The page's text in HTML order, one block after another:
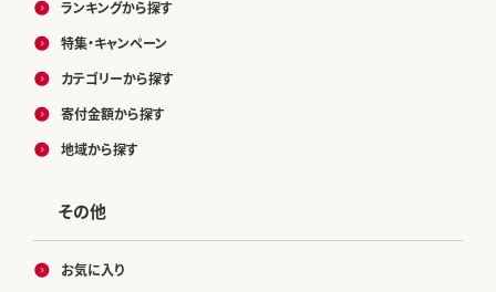
ランキングから探す
特集・キャンペーン
カテゴリーから探す
寄付金額から探す
地域から探す
その他
お気に入り